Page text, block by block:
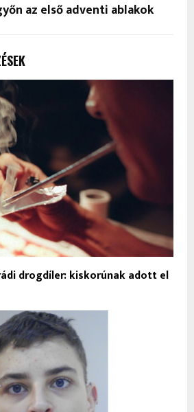
az első adventi ablakok
drogdíler: kiskorúnak adott el